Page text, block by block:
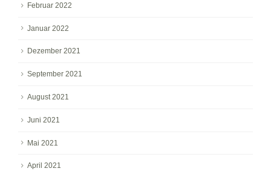
Februar 2022
Januar 2022
Dezember 2021
September 2021
August 2021
Juni 2021
Mai 2021
April 2021